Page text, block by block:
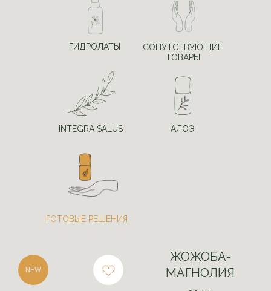
ГИДРОЛАТЫ
СОПУТСТВУЮЩИЕ
ТОВАРЫ
INTEGRA SALUS АЛОЭ
ГОТОВЫЕ РЕШЕНИЯ
NEW
ЖОЖОБА-
МАГНОЛИЯ